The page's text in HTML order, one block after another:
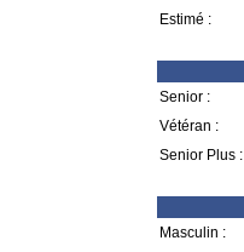
Estimé :
Senior :
Vétéran :
Senior Plus :
Masculin :